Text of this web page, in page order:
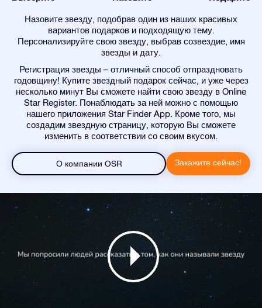
Назовите звезду, подобрав один из наших красивых
вариантов подарков и подходящую тему.
Персонализируйте свою звезду, выбрав созвездие, имя
звезды и дату.
Регистрация звезды – отличный способ отпраздновать
годовщину! Купите звездный подарок сейчас, и уже через
несколько минут Вы сможете найти свою звезду в Online
Star Register. Понаблюдать за ней можно с помощью
нашего приложения Star Finder App. Кроме того, мы
создадим звездную страницу, которую Вы сможете
изменить в соответствии со своим вкусом.
О компании OSR Закажите сейчас!